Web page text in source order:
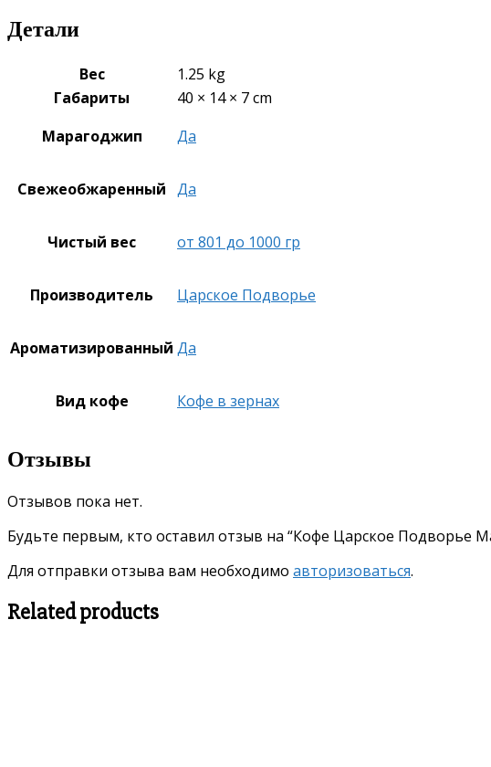
Детали
Вес
1.25 kg
Габариты
40 × 14 × 7 cm
Марагоджип
Да
Свежеобжаренный Да
Чистый вес от 801 до 1000 гр
Производитель Царское Подворье
Ароматизированный Да
Вид кофе Кофе в зернах
Отзывы
Отзывов пока нет.
Будьте первым, кто оставил отзыв на “Кофе Царское Подворье
Для отправки отзыва вам необходимо авторизоваться.
Related products